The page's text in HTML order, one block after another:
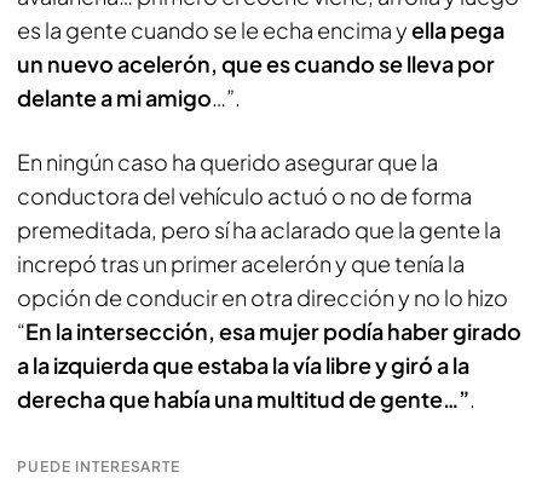
es la gente cuando se le echa encima yella pega
un nuevo acelerón, que es cuando se lleva por
delante a mi amigo…”.
En ningún caso ha querido asegurar que la
conductora del vehículo actuó o no de forma
premeditada, pero sí ha aclarado que la gente la
increpó tras un primer acelerón y que tenía la
opción de conducir en otra dirección y no lo hizo
“En la intersección, esa mujer podía haber girado
a la izquierda que estaba la vía libre y giró a la
derecha que había una multitud de gente…”.
PUEDE INTERESARTE